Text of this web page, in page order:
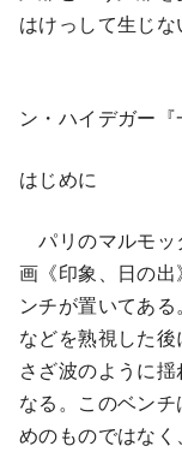
はけっして生じな
—
ン・ハイデガー『
はじめに
パリのマルモッ
画《印象、日の
ンチが置いてあ
などを熟視した
さざ波のように
なる。このベン
めのものではな